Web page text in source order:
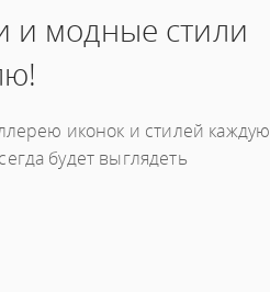
и модные стили
иконок и стилей каждую
будет выглядеть